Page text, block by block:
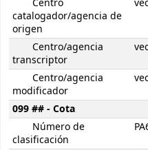
Centro
catalogador/agencia de
origen
Centro/agencia
transcriptor
Centro/agencia
modificador
099 ## - Cota
Número de
clasificación